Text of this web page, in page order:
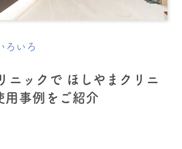
ろいろ
ニックで ほしやまクリニ
用事例をご紹介